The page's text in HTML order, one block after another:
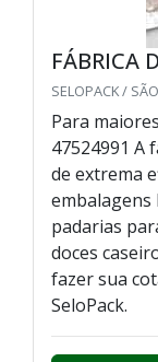
FÁBRICA
SELOPACK /
Para
47524991 A
de extrema
embalagens
padarias
doces
fazer sua
SeloPack.